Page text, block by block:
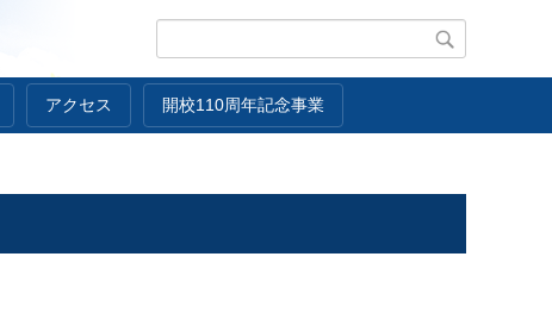
アクセス 開校110周年記念事業